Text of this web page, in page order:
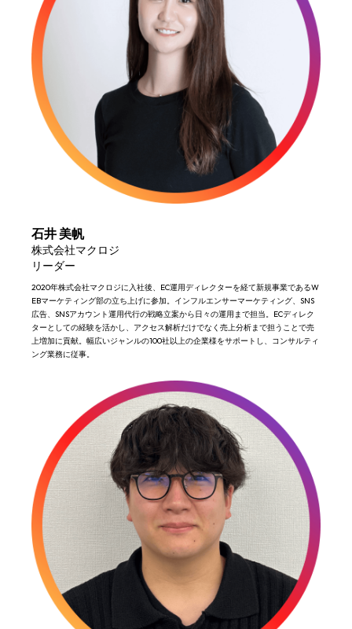
石井 美帆
株式会社マクロジ
リーダー
2020年株式会社マクロジに入社後、EC運用ディレクターを経て新規事業であるW
EBマーケティング部の立ち上げに参加。インフルエンサーマーケティング、SNS
広告、SNSアカウント運用代行の戦略立案から日々の運用まで担当。ECディレク
ターとしての経験を活かし、アクセス解析だけでなく売上分析まで担うことで売
上増加に貢献。幅広いジャンルの100社以上の企業様をサポートし、コンサルティ
ング業務に従事。